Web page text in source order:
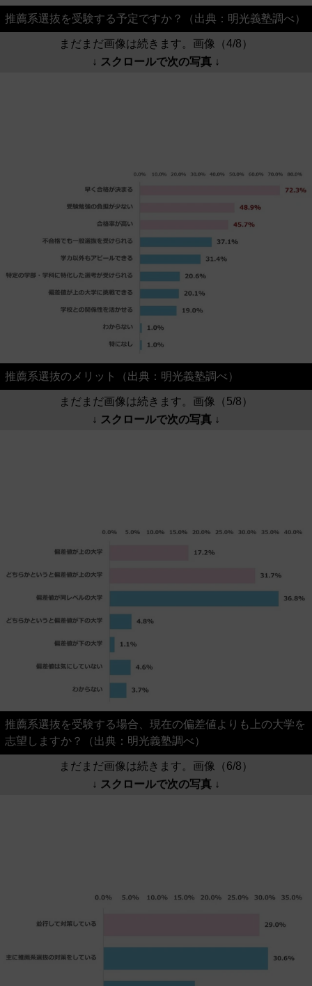
推薦系選抜を受験する予定ですか？（出典：明光義塾調べ）
まだまだ画像は続きます。画像（4/8）
↓ スクロールで次の写真 ↓
推薦系選抜のメリット（出典：明光義塾調べ）
まだまだ画像は続きます。画像（5/8）
↓ スクロールで次の写真 ↓
推薦系選抜を受験する場合、現在の偏差値よりも上の大学を
志望しますか？（出典：明光義塾調べ）
まだまだ画像は続きます。画像（6/8）
↓ スクロールで次の写真 ↓